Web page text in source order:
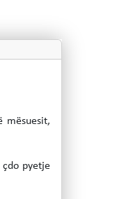
mësuesit,
pyetje